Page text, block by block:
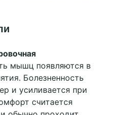
мышц появляются в
Болезненность
и усиливается при
считается